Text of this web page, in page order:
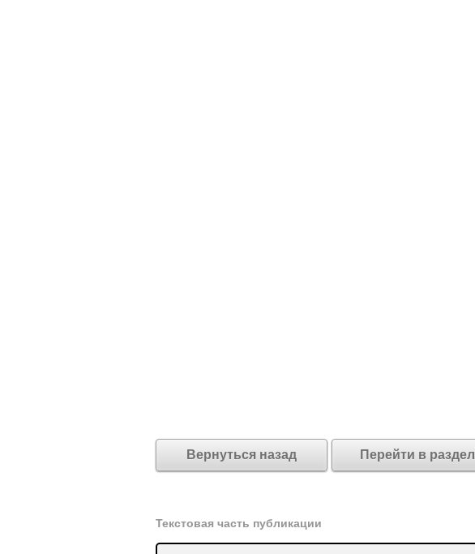
Вернуться назад Перейти в раздел
Текстовая часть публикации